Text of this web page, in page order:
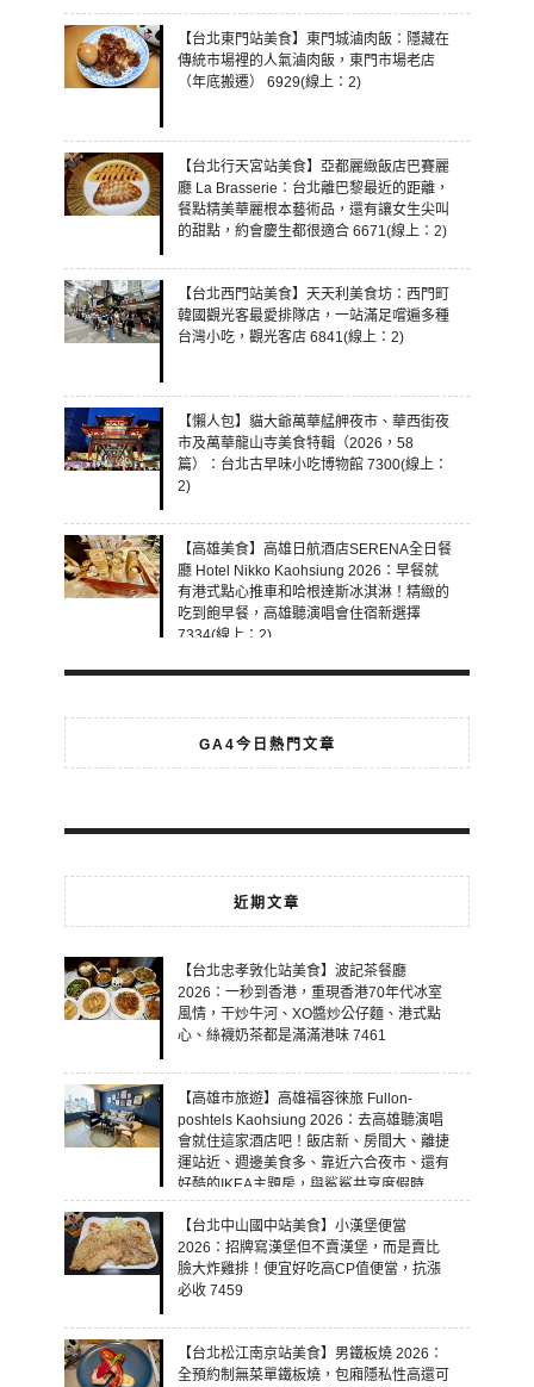
【台北東門站美食】東門城滷肉飯：隱藏在
傳統市場裡的人氣滷肉飯，東門市場老店
（年底搬遷） 6929(線上：2)
【台北行天宮站美食】亞都麗緻飯店巴賽麗
廳 La Brasserie：台北離巴黎最近的距離，
餐點精美華麗根本藝術品，還有讓女生尖叫
的甜點，約會慶生都很適合 6671(線上：2)
【台北西門站美食】天天利美食坊：西門町
韓國觀光客最愛排隊店，一站滿足嚐遍多種
台灣小吃，觀光客店 6841(線上：2)
【懶人包】貓大爺萬華艋舺夜市、華西街夜
市及萬華龍山寺美食特輯（2026，58
篇）：台北古早味小吃博物館 7300(線上：
2)
【高雄美食】高雄日航酒店SERENA全日餐
廳 Hotel Nikko Kaohsiung 2026：早餐就
有港式點心推車和哈根達斯冰淇淋！精緻的
吃到飽早餐，高雄聽演唱會住宿新選擇
7334(線上：2)
GA4今日熱門文章
近期文章
【台北忠孝敦化站美食】波記茶餐廳
2026：一秒到香港，重現香港70年代冰室
風情，干炒牛河、XO醬炒公仔麵、港式點
心、絲襪奶茶都是滿滿港味 7461
【高雄市旅遊】高雄福容徠旅 Fullon-
poshtels Kaohsiung 2026：去高雄聽演唱
會就住這家酒店吧！飯店新、房間大、離捷
運站近、週邊美食多、靠近六合夜市、還有
好酷的IKEA主題房，與鯊鯊共享度假時
光！ 7460
【台北中山國中站美食】小漢堡便當
2026：招牌寫漢堡但不賣漢堡，而是賣比
臉大炸雞排！便宜好吃高CP值便當，抗漲
必收 7459
【台北松江南京站美食】男鐵板燒 2026：
全預約制無菜單鐵板燒，包廂隱私性高還可